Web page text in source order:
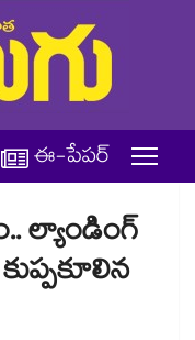
ఈ-పేపర్
ల్యాండింగ్